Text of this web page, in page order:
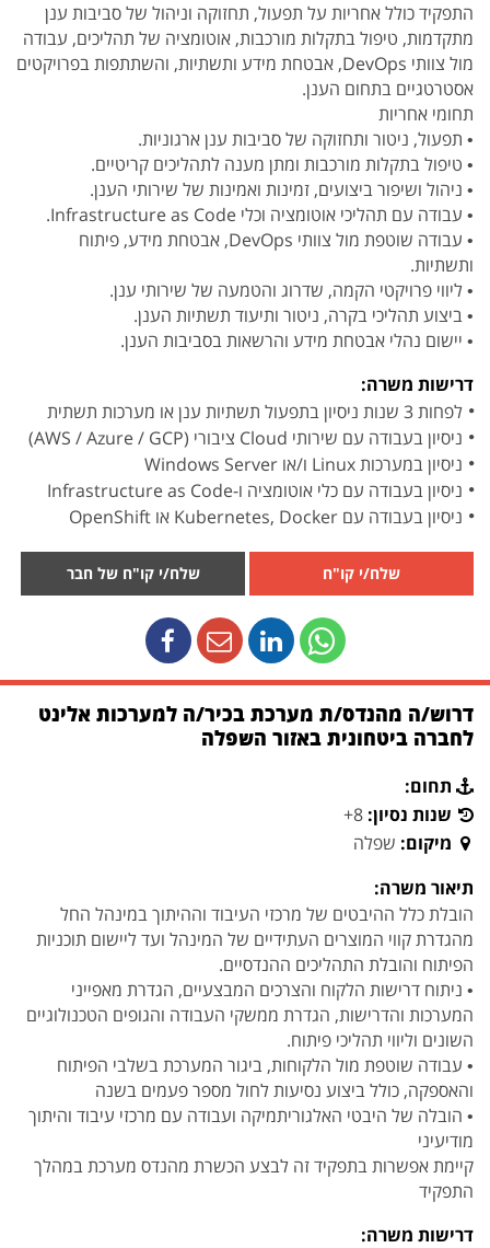
התפקיד כולל אחריות על תפעול, תחזוקה וניהול של סביבות ענן
מתקדמות, טיפול בתקלות מורכבות, אוטומציה של תהליכים, עבודה
מול צוותי DevOps, אבטחת מידע ותשתיות, והשתתפות בפרויקטים
אסטרטגיים בתחום הענן.
תחומי אחריות
• תפעול, ניטור ותחזוקה של סביבות ענן ארגוניות.
• טיפול בתקלות מורכבות ומתן מענה לתהליכים קריטיים.
• ניהול ושיפור ביצועים, זמינות ואמינות של שירותי הענן.
• עבודה עם תהליכי אוטומציה וכלי Infrastructure as Code.
• עבודה שוטפת מול צוותי DevOps, אבטחת מידע, פיתוח
ותשתיות.
• ליווי פרויקטי הקמה, שדרוג והטמעה של שירותי ענן.
• ביצוע תהליכי בקרה, ניטור ותיעוד תשתיות הענן.
• יישום נהלי אבטחת מידע והרשאות בסביבות הענן.
דרישות משרה:
לפחות 3 שנות ניסיון בתפעול תשתיות ענן או מערכות תשתית
ניסיון בעבודה עם שירותי Cloud ציבורי (AWS / Azure / GCP)
ניסיון במערכות Linux ו/או Windows Server
ניסיון בעבודה עם כלי אוטומציה ו-Infrastructure as Code
ניסיון בעבודה עם Kubernetes, Docker או OpenShift
שלח/י קו"ח שלח/י קו"ח של חבר
דרוש/ה מהנדס/ת מערכת בכיר/ה למערכות אלינט
לחברה ביטחונית באזור השפלה
תחום:
שנות נסיון: 8+
מיקום: שפלה
תיאור משרה:
הובלת כלל ההיבטים של מרכזי העיבוד וההיתוך במינהל החל
מהגדרת קווי המוצרים העתידיים של המינהל ועד ליישום תוכניות
הפיתוח והובלת התהליכים ההנדסיים.
• ניתוח דרישות הלקוח והצרכים המבצעיים, הגדרת מאפייני
המערכות והדרישות, הגדרת ממשקי העבודה והגופים הטכנולוגיים
השונים וליווי תהליכי פיתוח.
• עבודה שוטפת מול הלקוחות, ביגור המערכת בשלבי הפיתוח
והאספקה, כולל ביצוע נסיעות לחול מספר פעמים בשנה
• הובלה של היבטי האלגוריתמיקה ועבודה עם מרכזי עיבוד והיתוך
מודיעיני
קיימת אפשרות בתפקיד זה לבצע הכשרת מהנדס מערכת במהלך
התפקיד
דרישות משרה: